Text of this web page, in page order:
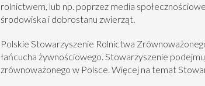
rolnictwem, lub np. poprzez media
środowiska i dobrostanu zwierząt.
Polskie Stowarzyszenie Rolnictwa
łańcucha żywnościowego. Stowarzyszenie
zrównoważonego w Polsce. Więcej na temat